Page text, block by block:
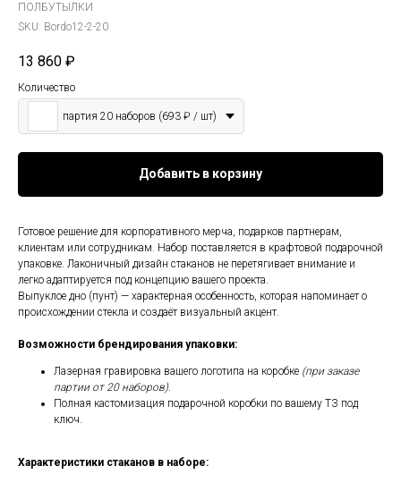
ПОЛБУТЫЛКИ
SKU: Bordo12-2-20
13 860 ₽
Количество
партия 20 наборов (693 ₽ / шт)
Добавить в корзину
Готовое решение для корпоративного мерча, подарков партнерам,
клиентам или сотрудникам. Набор поставляется в крафтовой подарочной
упаковке. Лаконичный дизайн стаканов не перетягивает внимание и
легко адаптируется под концепцию вашего проекта.
Выпуклое дно (пунт) — характерная особенность, которая напоминает о
происхождении стекла и создаёт визуальный акцент.
Возможности брендирования упаковки:
Лазерная гравировка вашего логотипа на коробке (при заказе
партии от 20 наборов).
Полная кастомизация подарочной коробки по вашему ТЗ под
ключ.
Характеристики стаканов в наборе: